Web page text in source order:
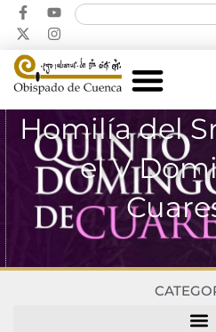
Homilía del
el V